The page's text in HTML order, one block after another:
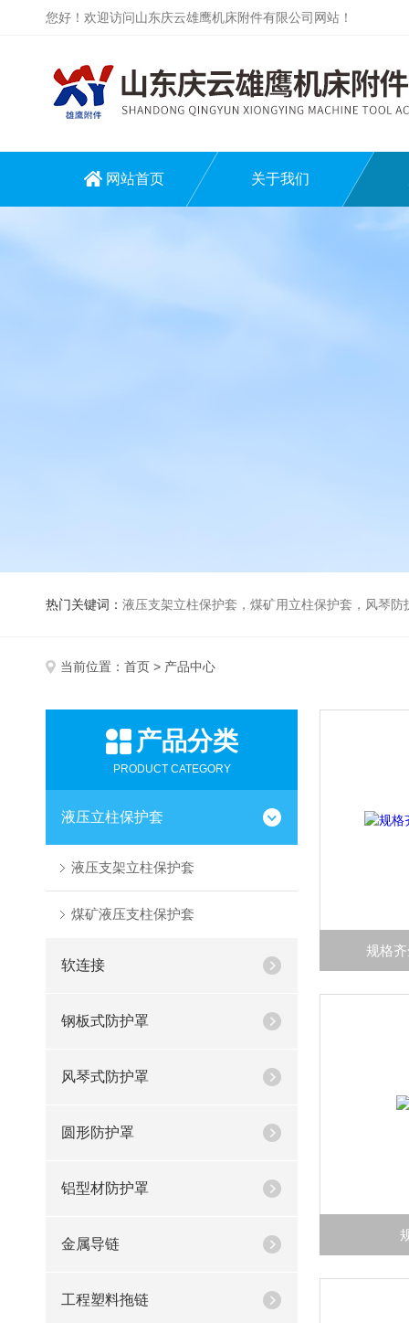
您好！欢迎访问山东庆云雄鹰机床附件有限公司网站！
网站首页 关于我们
热门关键词： 液压支架立柱保护套，煤矿用立柱保护套，风琴
当前位置： 首页 > 产品中心
产品分类
PRODUCT CATEGORY
液压立柱保护套
液压支架立柱保护套
煤矿液压支柱保护套
软连接
钢板式防护罩
风琴式防护罩
圆形防护罩
铝型材防护罩
金属导链
工程塑料拖链
规格